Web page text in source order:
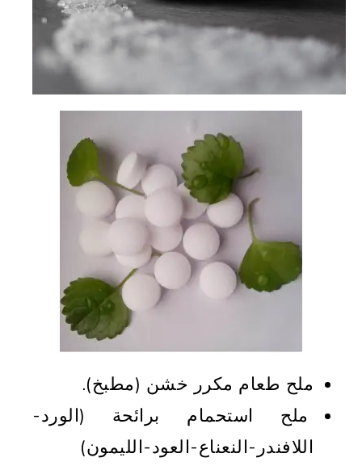
ملح طعام مكرر خشن (مطبخ).
ملح استحمام برائحة (الورد-
اللافندر-النعناع-العود-الليمون)